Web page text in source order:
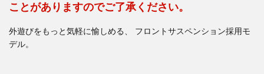
ことがありますのでご了承ください。
外遊びをもっと気軽に愉しめる、 フロントサスペンション採用モ
デル。